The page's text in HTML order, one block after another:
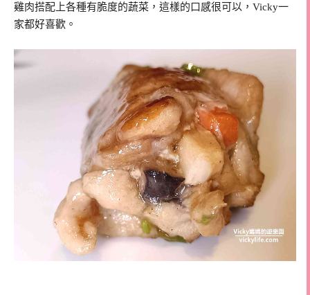
雞肉搭配上各種有脆度的蔬菜，這樣的口感很可以，Vicky一
家都好喜歡。